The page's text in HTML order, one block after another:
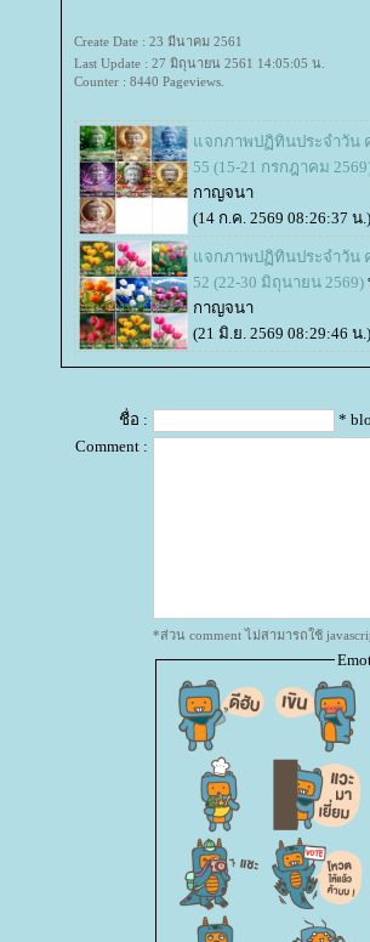
Create Date : 23 มีนาคม 2561
Last Update : 27 มิถุนายน 2561 14:05:05 น.
Counter : 8440 Pageviews.
จกภาพปฏิทินประจำวัน
55 (15-21 กรกฎาคม
กาญจนา
(14 ก.ค. 2569 08:26:37 น.)
จกภาพปฏิทินประจำวัน
52 (22-30 มิถุนายน 2569)
กาญจนา
(21 มิ.ย. 2569 08:29:46 น.)
ชื่อ :
*
Comment :
*ส่วน comment ไม่สามารถใช้